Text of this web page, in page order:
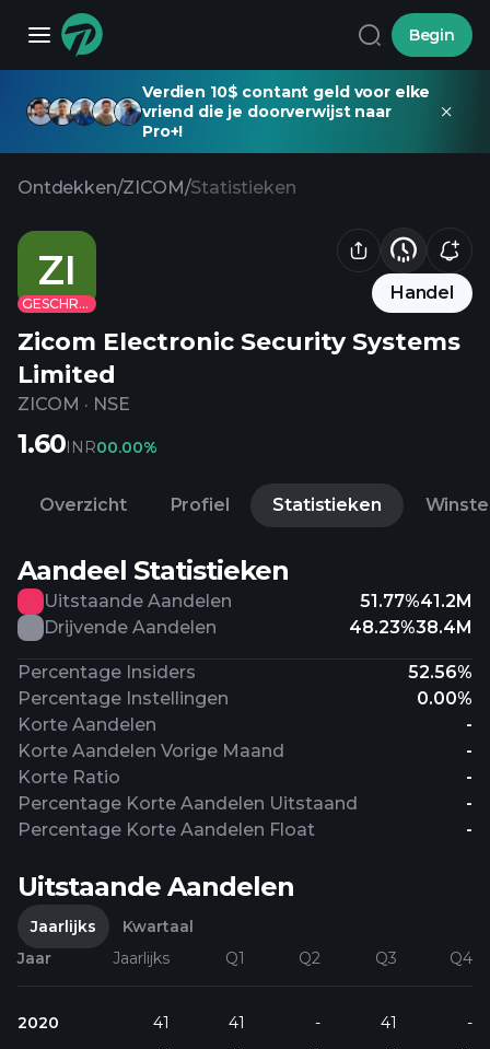
Begin
Verdien 10$ contant geld voor elke
vriend die je doorverwijst naar
Pro+!
Ontdekken/ZICOM/Statistieken
ZI
GESCHRAPT
Handel
Zicom Electronic Security Systems
Limited
ZICOM · NSE
1.60INR00.00%
Overzicht Profiel Statistieken
Aandeel Statistieken
Uitstaande Aandelen 51.77%41.2M
Drijvende Aandelen
48.23%38.4M
Percentage Insiders
52.56%
Percentage Instellingen
0.00%
Korte Aandelen
-
Korte Aandelen Vorige Maand
-
Korte Ratio
-
Percentage Korte Aandelen Uitstaand
-
Percentage Korte Aandelen Float
-
Uitstaande Aandelen
Jaarlijks
Kwartaal
Jaar
Jaarlijks Q1 Q2 Q3 Q4
2020 41 41 - 41
-